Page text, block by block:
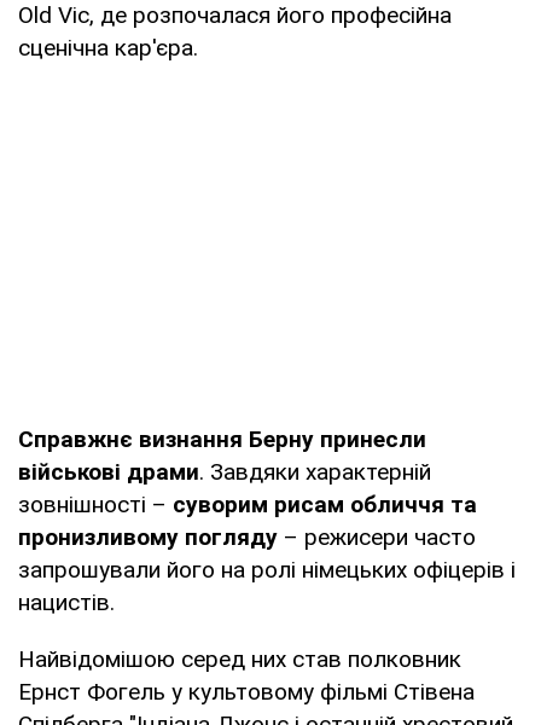
Old Vic, де розпочалася його професійна
сценічна кар'єра.
Справжнє визнання Берну принесли
військові драми. Завдяки характерній
зовнішності – суворим рисам обличчя та
пронизливому погляду – режисери часто
запрошували його на ролі німецьких офіцерів і
нацистів.
Найвідомішою серед них став полковник
Ернст Фогель у культовому фільмі Стівена